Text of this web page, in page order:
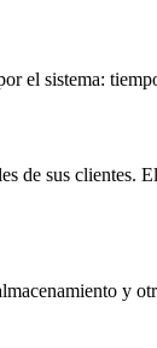
el sistema:
sus clientes.
y